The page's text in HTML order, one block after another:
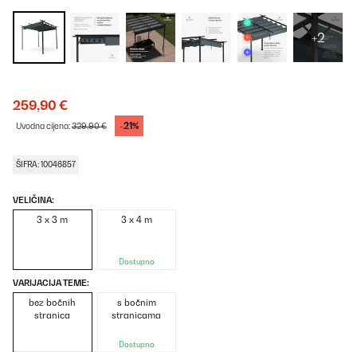
+2
259,90 €
Uvodna cijena:329,90 € -21%
ŠIFRA: 10046857
VELIČINA:
3 x 3 m 3 x 4 m
Dostupno
VARIJACIJA TEME:
bez bočnih
stranica
s bočnim
stranicama
Dostupno